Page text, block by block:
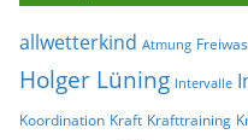
allwetterkind Atmung
Holger Lüning Intervalle
Koordination Kraft Krafttraining